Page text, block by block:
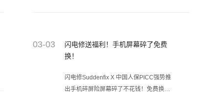
03-03
闪电修送福利！手机屏幕碎了免费
换！
闪电修Suddenfix X 中国人保PICC强势推
出手机碎屏险屏幕碎了不花钱！免费换！